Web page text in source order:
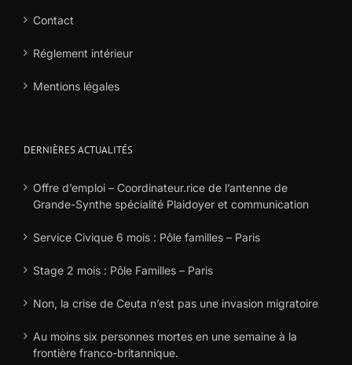
Contact
Réglement intérieur
Mentions légales
DERNIÈRES ACTUALITÉS
Offre d’emploi – Coordinateur.rice de l’antenne de
Grande-Synthe spécialité Plaidoyer et communication
Service Civique 6 mois : Pôle familles – Paris
Stage 2 mois : Pôle Familles – Paris
Non, la crise de Ceuta n’est pas une invasion migratoire
Au moins six personnes mortes en une semaine à la
frontière franco-britannique.